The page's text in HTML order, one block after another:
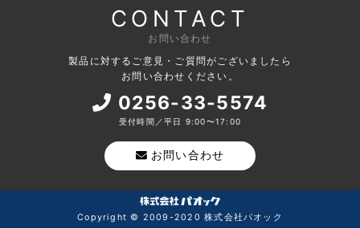
CONTACT
お問い合わせ
製品に対するご意見・ご質問がございましたら
お問い合わせください。
0256-33-5574
受付時間／平日 9:00〜17:00
お問い合わせ
Copyright © 2009-2020 株式会社パオック